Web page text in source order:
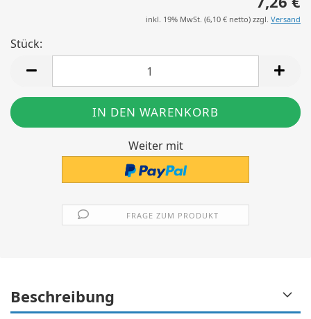
inkl. 19% MwSt. (6,10 € netto) zzgl. Versand
Stück:
Weiter mit
FRAGE ZUM PRODUKT
Beschreibung